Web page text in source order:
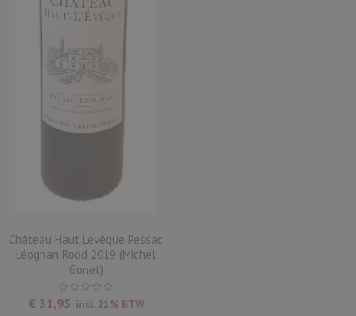
Château Haut Lévêque Pessac
Léognan Rood 2019 (Michel
Gonet)
€ 31,95 incl. 21% BTW